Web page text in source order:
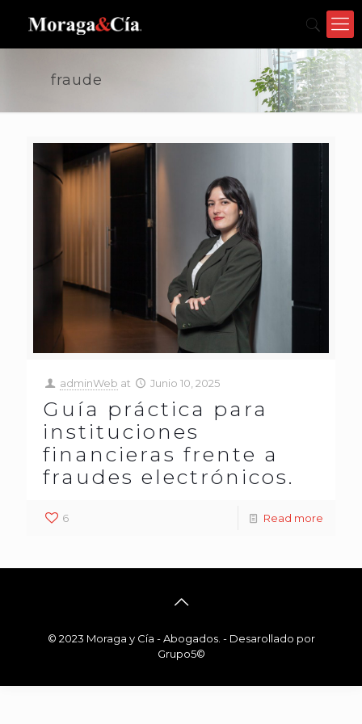
fraude
adminWeb at Junio 10, 2025
Guía práctica para
instituciones
financieras frente a
fraudes electrónicos.
6 Read more
© 2023 Moraga y Cía - Abogados. - Desarollado por
Grupo5©